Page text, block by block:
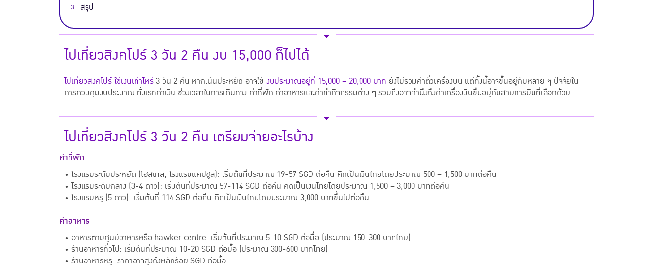
สรุป
ไปเที่ยวสิงคโปร์ 3 วัน 2 คืน งบ 15,000 ก็ไปได้
ไปเที่ยวสิงคโปร์ ใช้เงินเท่าไหร่3 วัน 2 คืน หากเน้นประหยัด อาจใช้งบประมาณอยู่ที่ 15,000 – 20,000 บาท ยังไม่รวมค่าตั๋วเครื่องบิน แต่ทั้งนี้อาจขึ้นอยู่กับหลาย ๆ ปัจจัยใน
การควบคุมงบประมาณ ทั้งเรทค่าเงิน ช่วงเวลาในการเดินทาง ค่าที่พัก ค่าอาหารและค่าทำกิจกรรมต่าง ๆ รวมถึงอาจคำนึงถึงค่าเครื่องบินขึ้นอยู่กับสายการบินที่เลือกด้วย
ไปเที่ยวสิงคโปร์ 3 วัน 2 คืน เตรียมจ่ายอะไรบ้าง
ค่าที่พัก
• โรงแรมระดับประหยัด (โฮสเทล, โรงแรมแคปซูล): เริ่มต้นที่ประมาณ 19-57 SGD ต่อคืน คิดเป็นเงินไทยโดยประมาณ 500 – 1,500 บาทต่อคืน
• โรงแรมระดับกลาง (3-4 ดาว): เริ่มต้นที่ประมาณ 57-114 SGD ต่อคืน คิดเป็นเงินไทยโดยประมาณ 1,500 – 3,000 บาทต่อคืน
• โรงแรมหรู (5 ดาว): เริ่มต้นที่ 114 SGD ต่อคืน คิดเป็นเงินไทยโดยประมาณ 3,000 บาทขึ้นไปต่อคืน
ค่าอาหาร
• อาหารตามศูนย์อาหารหรือ hawker centre: เริ่มต้นที่ประมาณ 5-10 SGD ต่อมื้อ (ประมาณ 150-300 บาทไทย)
• ร้านอาหารทั่วไป: เริ่มต้นที่ประมาณ 10-20 SGD ต่อมื้อ (ประมาณ 300-600 บาทไทย)
• ร้านอาหารหรู: ราคาอาจสูงถึงหลักร้อย SGD ต่อมื้อ